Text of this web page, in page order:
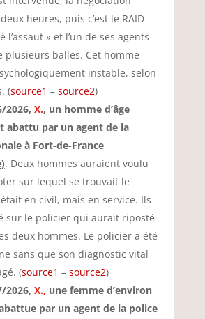
heures, puis c’est le RAID
l’assaut » et l’un de ses agents
plusieurs balles. Cet homme
instable, selon
(source1 – source2)
2026, X., un homme d’âge
abattu par un agent de la
à Fort-de-France
. Deux hommes auraient voulu
sur lequel se trouvait le
en civil, mais en service. Ils
sur le policier qui aurait riposté
deux hommes. Le policier a été
sans que son diagnostic vital
(source1 – source2)
2026, X., une femme d’environ
par un agent de la police